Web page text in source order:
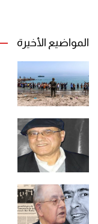
المواضيع الأخيرة